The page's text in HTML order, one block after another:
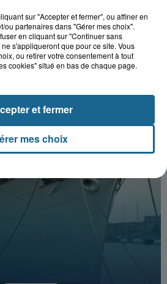
PODCASTS
sur "Accepter et fermer", ou affiner en
ou partenaires dans "Gérer mes choix".
en cliquant sur "Continuer sans
s'appliqueront que pour ce site. Vous
ou retirer votre consentement à tout
cookies" situé en bas de chaque page.
mes choix
et fermer